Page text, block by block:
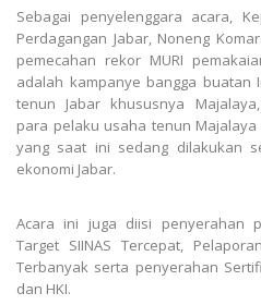
Sebagai penyelenggara acara,
Perdagangan Jabar, Noneng
pemecahan rekor MURI
adalah kampanye bangga buatan
tenun Jabar khususnya
para pelaku usaha tenun
yang saat ini sedang dilakukan
ekonomi Jabar.
Acara ini juga diisi penyerahan
Target SIINAS Tercepat,
Terbanyak serta penyerahan
dan HKI.